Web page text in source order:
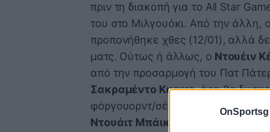
OnSportsg
πριν τη διακοπή για το All Star
του στο Μιλγουόκι. Από την άλλη, ο
προπονήθηκε χθες (12/01), αλλά
ματς. Ούτως ή άλλως, ο Ντουέιν
από την προσαρμογή του Πατ
Σακραμέντο Κινγκς, άρα θα
φόργουορντ/σέντερ στο rotation,
Ντουάιτ Μπάικς